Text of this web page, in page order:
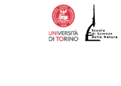
Vai al contenuto principale